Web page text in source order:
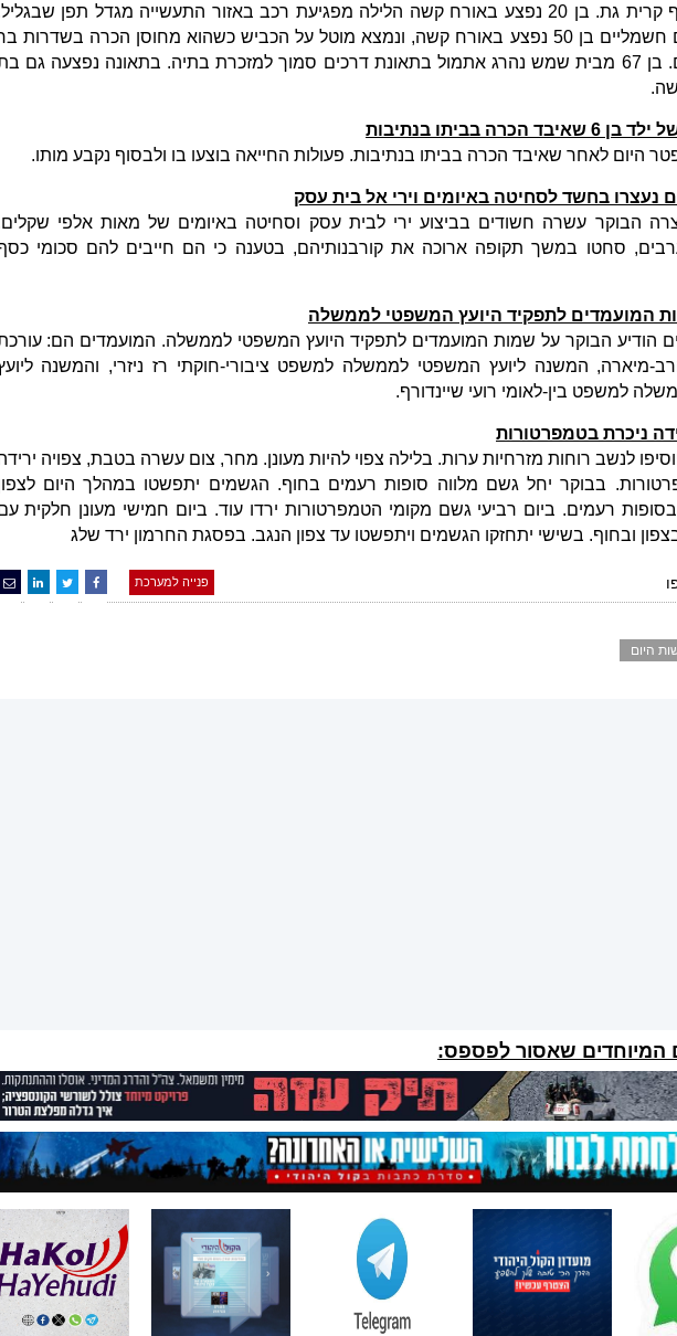
סמוך למחלף קרית גת. בן 20 נפצע באורח קשה הלילה מפגיעת רכב באזור התעשייה מגדל תפן
רוכב אופניים חשמליים בן 50 נפצע באורח קשה, ונמצא מוטל על הכביש כשהוא מחוסן הכרה בשדרות
לב בירושלים. בן 67 מבית שמש נהרג אתמול בתאונת דרכים סמוך למזכרת בתיה. בתאונה נפצעה גם
הכרה בביתו בנתיבות
היום לאחר שאיבד הכרה בביתו בנתיבות. פעולות החייאה בוצעו בו ולבסוף נקבע מותו.
נעצרו בחשד לסחיטה באיומים וירי אל בית עסק
הבוקר עשרה חשודים בביצוע ירי לבית עסק וסחיטה באיומים של מאות אלפי
סחטו במשך תקופה ארוכה את קורבנותיהם, בטענה כי הם חייבים להם סכומי
המועמדים לתפקיד היועץ המשפטי לממשלה
הודיע הבוקר על שמות המועמדים לתפקיד היועץ המשפטי לממשלה. המועמדים הם:
מיארה, המשנה ליועץ המשפטי לממשלה למשפט ציבורי-חוקתי רז ניזרי, והמשנה
למשפט בין-לאומי רועי שיינדורף.
ניכרת בטמפרטורות
לנשב רוחות מזרחיות ערות. בלילה צפוי להיות מעונן. מחר, צום עשרה בטבת, צפויה
בבוקר יחל גשם מלווה סופות רעמים בחוף. הגשמים יתפשטו במהלך היום
בסופות רעמים. ביום רביעי גשם מקומי הטמפרטורות ירדו עוד. ביום חמישי מעונן חלקית
ובחוף. בשישי יתחזקו הגשמים ויתפשטו עד צפון הנגב. בפסגת החרמון ירד שלג
פנייה למערכת
היום
המיוחדים שאסור לפספס: